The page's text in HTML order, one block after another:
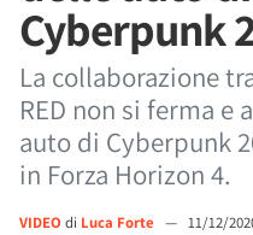
Cyberpunk
La collaborazione
RED non si ferma
auto di Cyberpunk
in Forza Horizon 4.
VIDEO di Luca Forte — 11/12/